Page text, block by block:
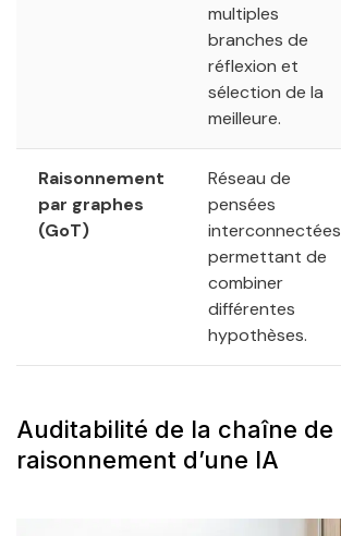
multiples
branches de
réflexion et
sélection de la
meilleure.
Raisonnement
par graphes
(GoT)
Réseau de
pensées
interconnectées
permettant de
combiner
différentes
hypothèses.
Auditabilité de la chaîne de
raisonnement d’une IA